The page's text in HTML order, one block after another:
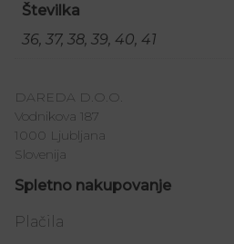
Številka
36, 37, 38, 39, 40, 41
DAREDA D.O.O.
Vodnikova 187
1000 Ljubljana
Slovenija
Spletno nakupovanje
Plačila